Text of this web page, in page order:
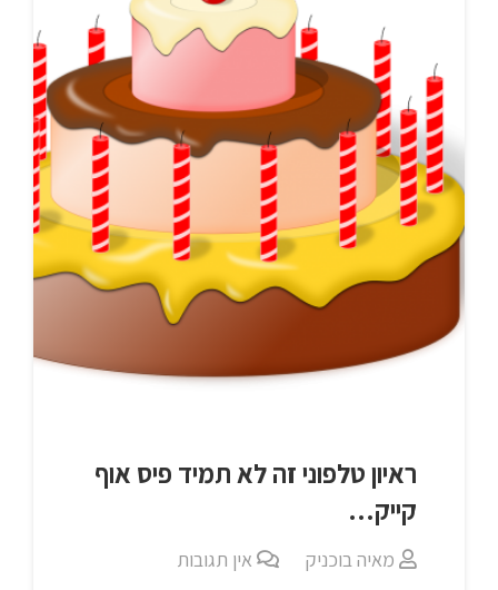
ראיון טלפוני זה לא תמיד פיס אוף
קייק…
מאיה בוכניק אין תגובות